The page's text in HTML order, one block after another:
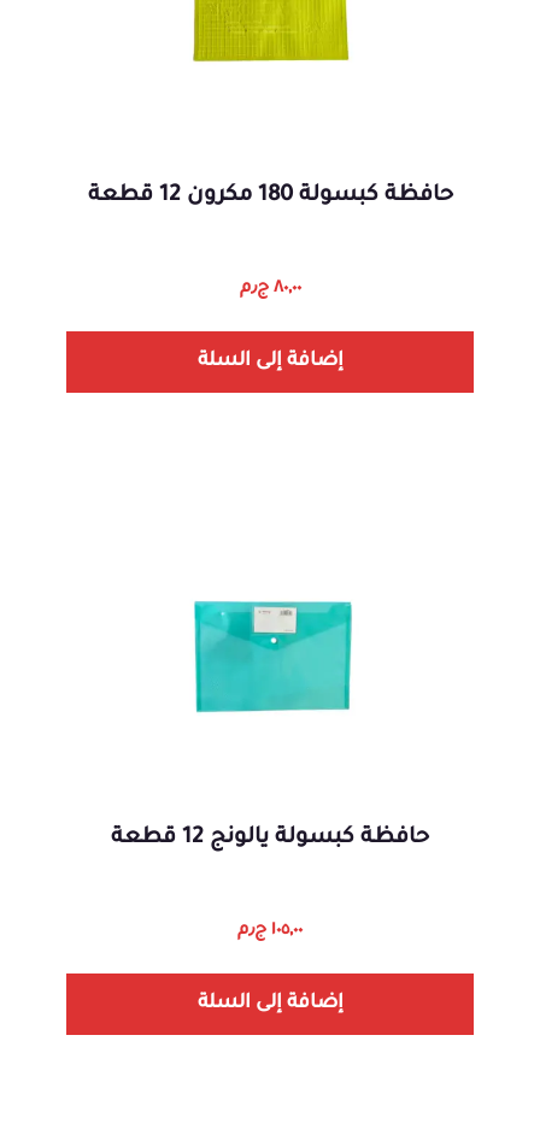
حافظة كبسولة 180 مكرون 12 قطعة
٨٠,٠٠ ج٫م
إضافة إلى السلة
حافظة كبسولة يالونج 12 قطعة
١٠٥,٠٠ ج٫م
إضافة إلى السلة